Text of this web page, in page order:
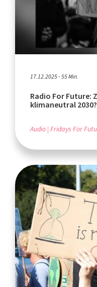
17.12.2025 - 55 Min.
Radio For Future:
klimaneutral 2030?
Audio Fridays For